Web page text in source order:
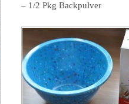
– 1/2 Pkg Backpulver